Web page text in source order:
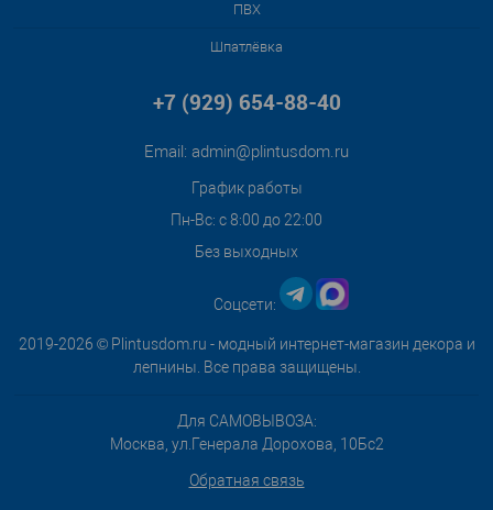
ПВХ
Шпатлёвка
2019-2026 © Plintusdom.ru - модный интернет-магазин декора и
лепнины. Все права защищены.
Для САМОВЫВОЗА:
Москва, ул.Генерала Дорохова, 10Бс2
Обратная связь
+7 (929) 654-88-40
Email: admin@plintusdom.ru
График работы
Пн-Вс: с 8:00 до 22:00
Без выходных
Соцсети: